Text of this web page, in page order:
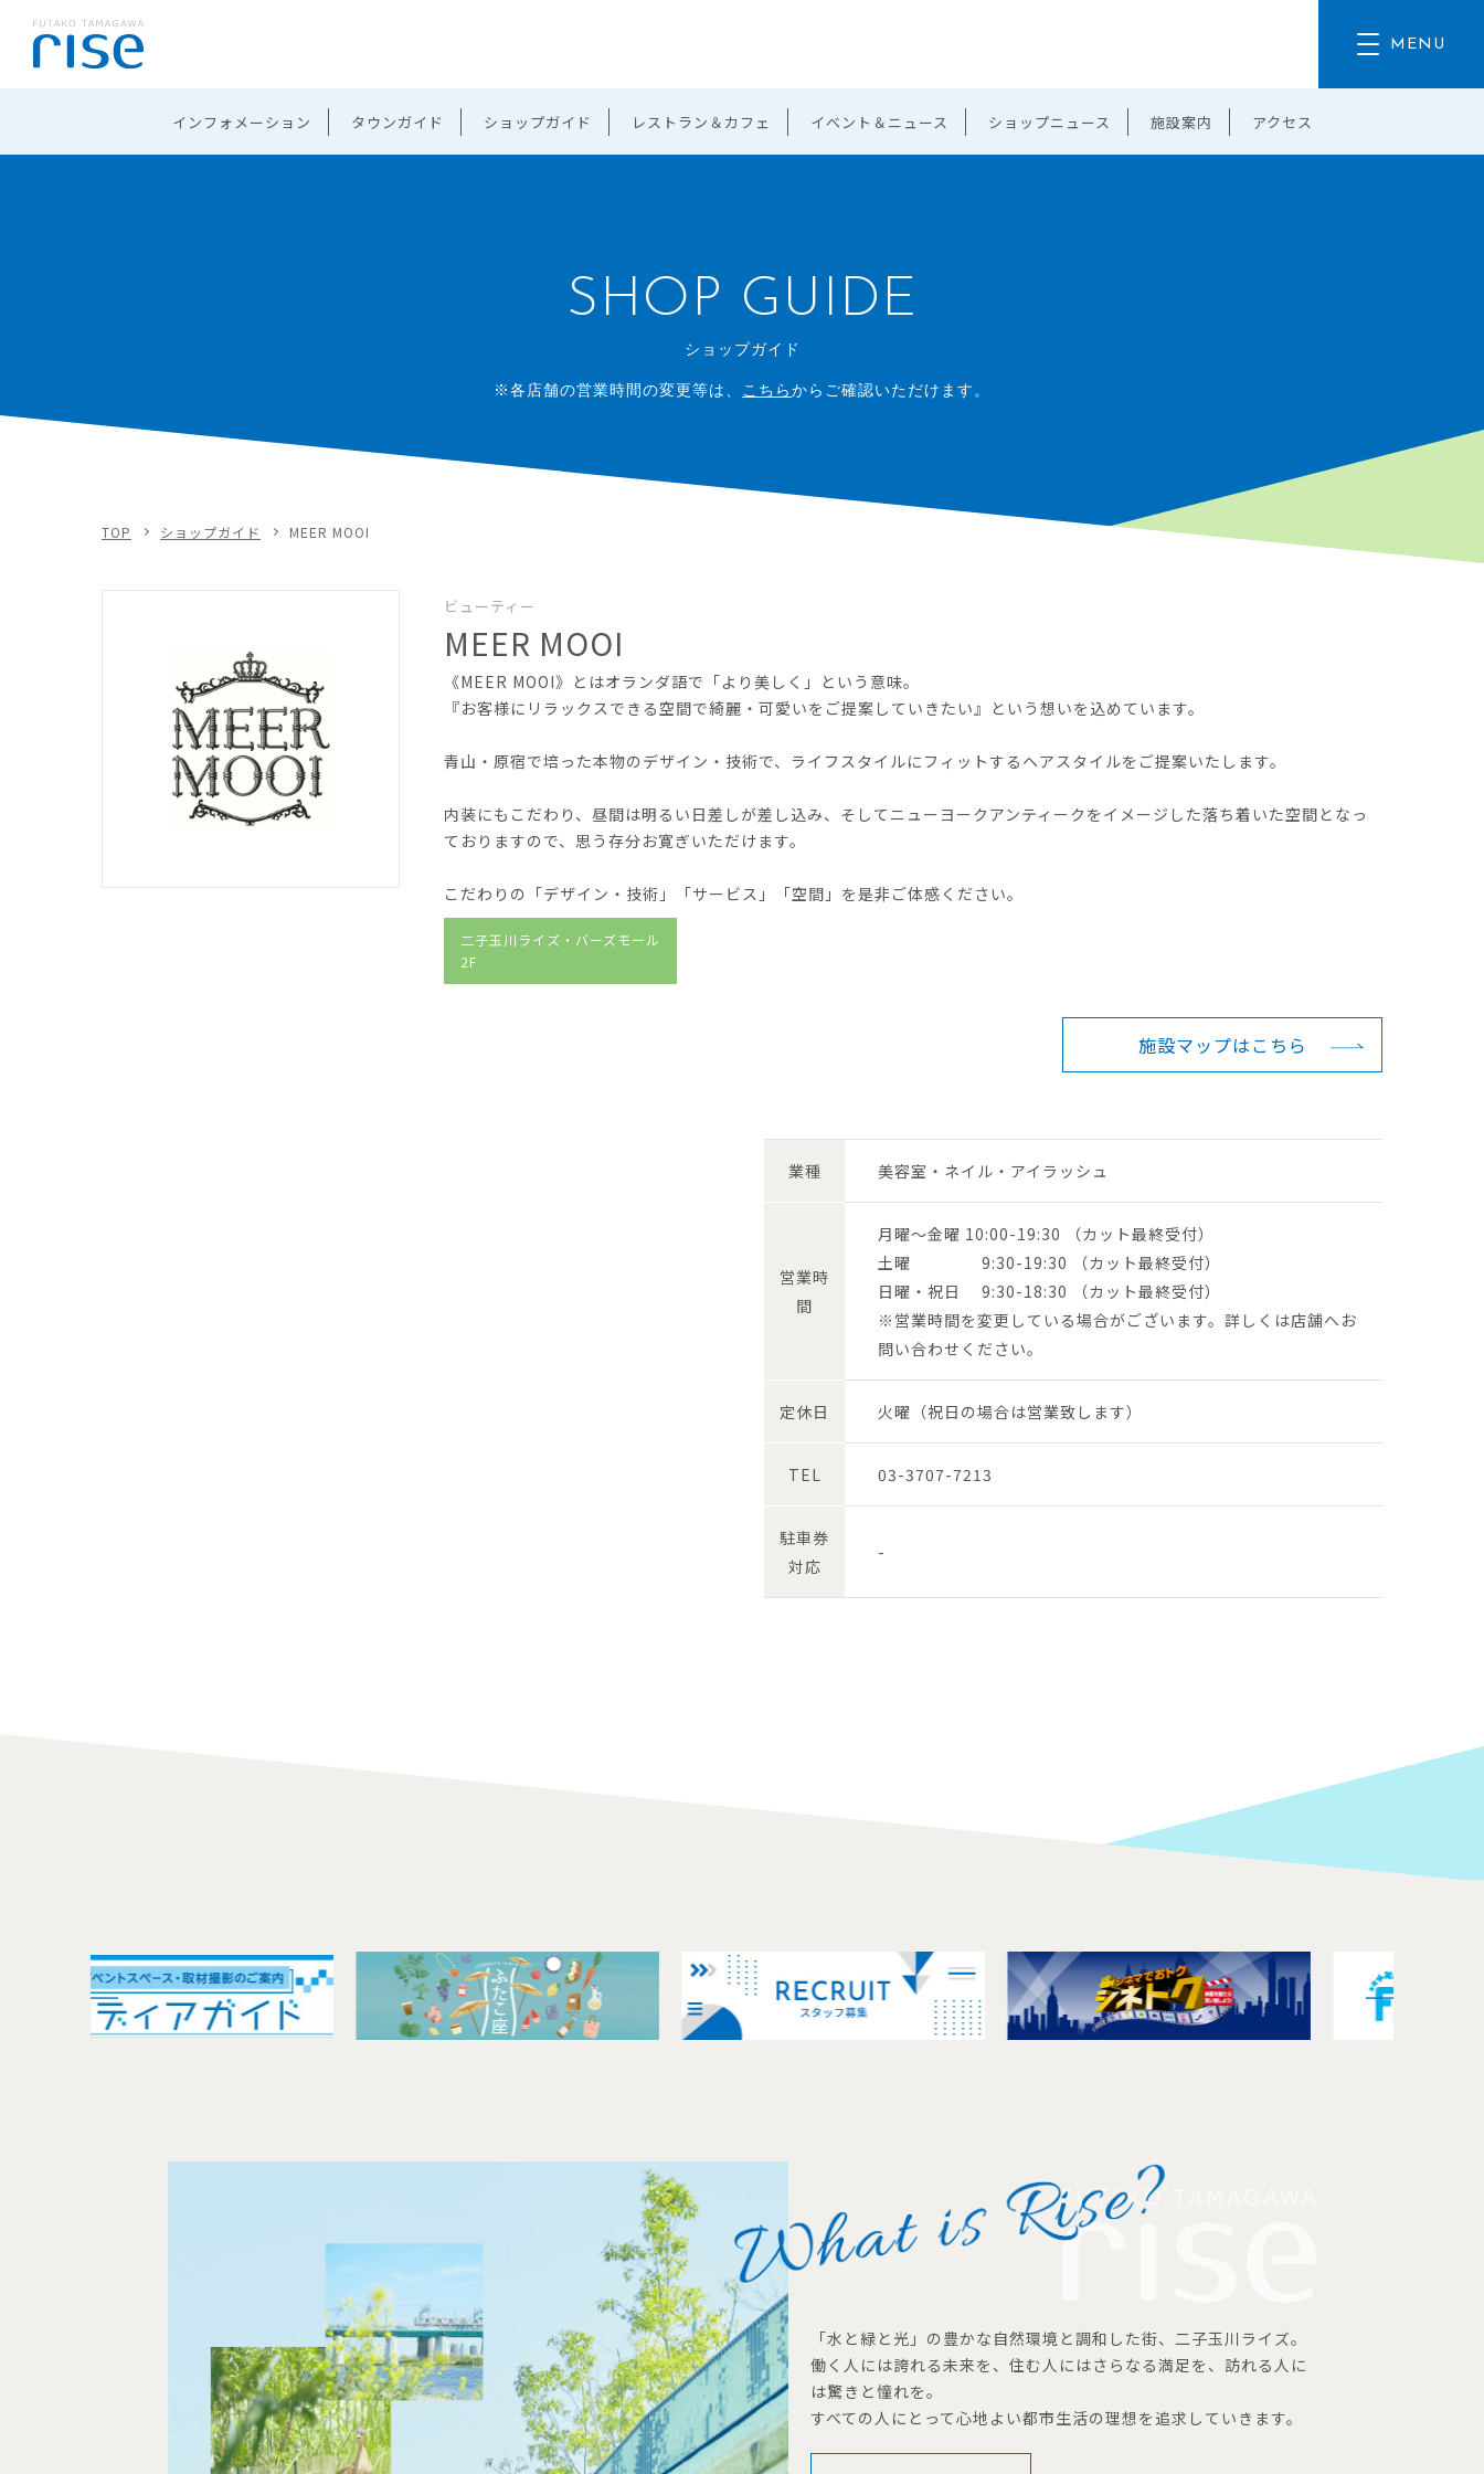
インフォメーション タウンガイド ショップガイド レストラン＆カフェ イベント＆ニュース ショップニュース 施設案内 アクセス
SHOP GUIDE
ショップガイド
※各店舗の営業時間の変更等は、 こちら からご確認いただけます。
TOP ショップガイド MEER MOOI
ビューティー
MEER MOOI
《MEER MOOI》とはオランダ語で「より美しく」という意味。
『お客様にリラックスできる空間で綺麗・可愛いをご提案していきたい』という想いを込めています。
青山・原宿で培った本物のデザイン・技術で、ライフスタイルにフィットするヘアスタイルをご提案いたします。
内装にもこだわり、昼間は明るい日差しが差し込み、そしてニューヨークアンティークをイメージした落ち着いた空間となっ
ておりますので、思う存分お寛ぎいただけます。
こだわりの「デザイン・技術」「サービス」「空間」を是非ご体感ください。
二子玉川ライズ・バーズモール
2F
施設マップはこちら
業種 美容室・ネイル・アイラッシュ
営業時
間
月曜～金曜 10:00-19:30 （カット最終受付）
土曜 9:30-19:30 （カット最終受付）
日曜・祝日 9:30-18:30 （カット最終受付）
※営業時間を変更している場合がございます。詳しくは店舗へお
問い合わせください。
定休日 火曜（祝日の場合は営業致します）
TEL 03-3707-7213
駐車券
対応
-
「水と緑と光」の豊かな自然環境と調和した街、二子玉川ライズ。
働く人には誇れる未来を、住む人にはさらなる満足を、訪れる人に
は驚きと憧れを。
すべての人にとって心地よい都市生活の理想を追求していきます。